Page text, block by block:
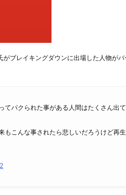
ブレイキングダウンに出場した人物が
てパクられた事がある人間はたくさん出
こんな事されたら悲しいだろうけど再生